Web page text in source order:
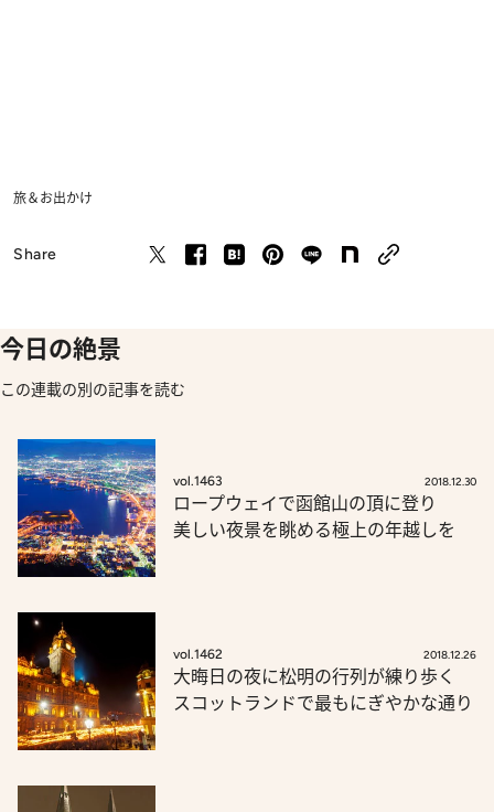
旅＆お出かけ
Share
今日の絶景
この連載の別の記事を読む
vol.1463 2018.12.30
ロープウェイで函館山の頂に登り
美しい夜景を眺める極上の年越しを
vol.1462 2018.12.26
大晦日の夜に松明の行列が練り歩く
スコットランドで最もにぎやかな通り